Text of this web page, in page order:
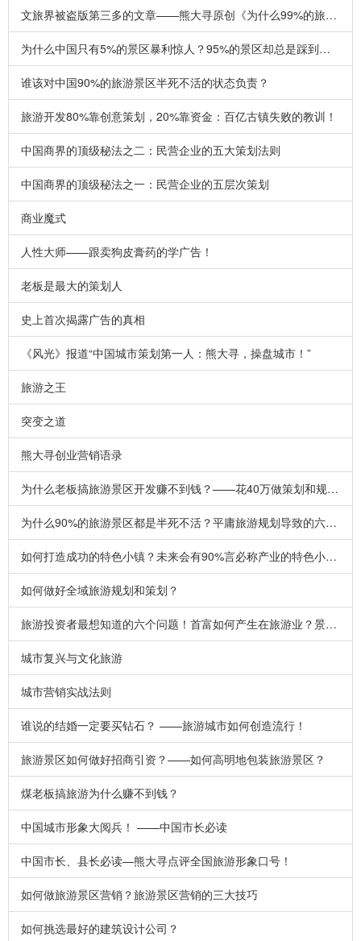
文旅界被盗版第三多的文章——熊大寻原创《为什么99%的旅游规划方案都等于白做？》
为什么中国只有5%的景区暴利惊人？95%的景区却总是踩到陷阱！做文旅必须看懂此文
谁该对中国90%的旅游景区半死不活的状态负责？
旅游开发80%靠创意策划，20%靠资金：百亿古镇失败的教训！
中国商界的顶级秘法之二：民营企业的五大策划法则
中国商界的顶级秘法之一：民营企业的五层次策划
商业魔式
人性大师——跟卖狗皮膏药的学广告！
老板是最大的策划人
史上首次揭露广告的真相
《风光》报道“中国城市策划第一人：熊大寻，操盘城市！”
旅游之王
突变之道
熊大寻创业营销语录
为什么老板搞旅游景区开发赚不到钱？——花40万做策划和规划，能赔40亿！花400万做策划，能赚40亿！
为什么90%的旅游景区都是半死不活？平庸旅游规划导致的六大死局！
如何打造成功的特色小镇？未来会有90%言必称产业的特色小镇消失！
如何做好全域旅游规划和策划？
旅游投资者最想知道的六个问题！首富如何产生在旅游业？景区如何快速火爆？
城市复兴与文化旅游
城市营销实战法则
谁说的结婚一定要买钻石？ ——旅游城市如何创造流行！
旅游景区如何做好招商引资？——如何高明地包装旅游景区？
煤老板搞旅游为什么赚不到钱？
中国城市形象大阅兵！ ——中国市长必读
中国市长、县长必读—熊大寻点评全国旅游形象口号！
如何做旅游景区营销？旅游景区营销的三大技巧
如何挑选最好的建筑设计公司？